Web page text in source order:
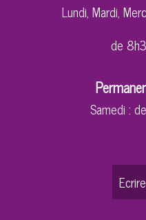
Lundi, Mardi,
de
Samedi :